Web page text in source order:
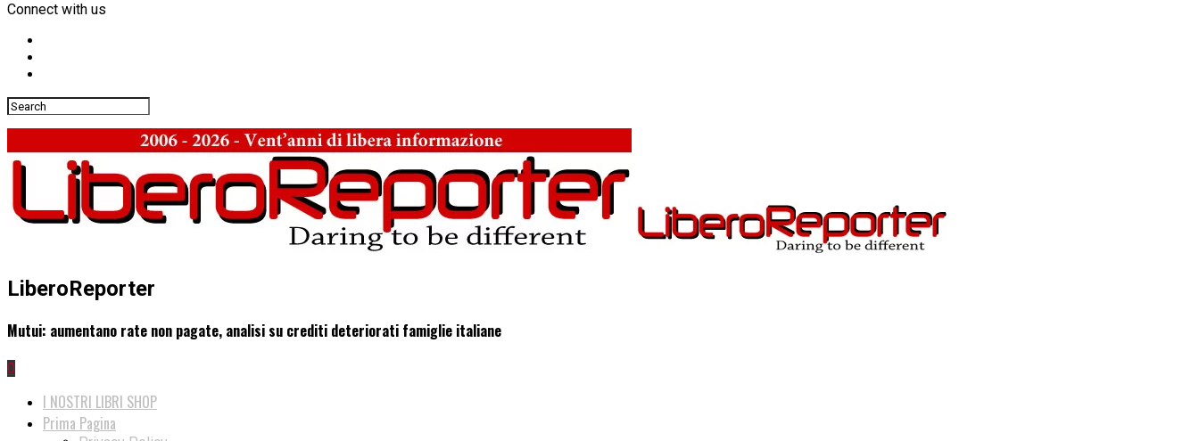
Connect with us
LiberoReporter
Mutui: aumentano rate non pagate, analisi su crediti deteriorati famiglie italiane
0
I NOSTRI LIBRI SHOP
Prima Pagina